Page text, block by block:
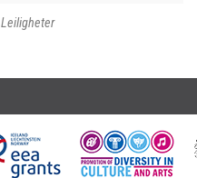
Leiligheter